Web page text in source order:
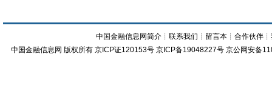
中国金融信息网简介 ┊联系我们 ┊ 留言本 ┊合作伙伴 ┊
中国金融信息网 版权所有 京ICP证120153号 京ICP备19048227号 京公网安备